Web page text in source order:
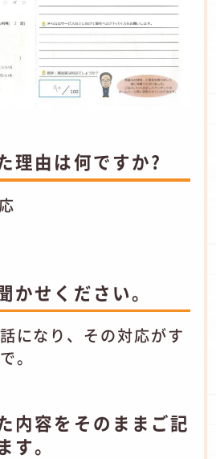
理由は何ですか?
かせください。
になり、その対応がす
。
内容をそのままご記
す。